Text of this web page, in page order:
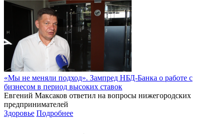
«Мы не меняли подход». Зампред НБД-Банка о работе с
бизнесом в период высоких ставок
Евгений Максаков ответил на вопросы нижегородских
предпринимателей
Здоровье Подробнее